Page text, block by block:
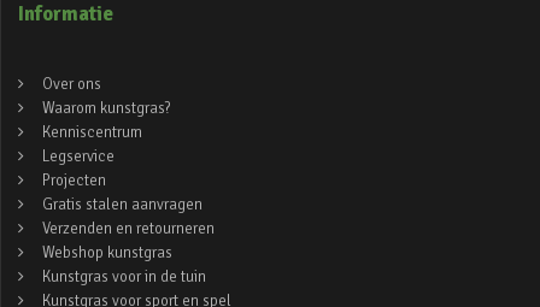
Informatie
Over ons
Waarom kunstgras?
Kenniscentrum
Legservice
Projecten
Gratis stalen aanvragen
Verzenden en retourneren
Webshop kunstgras
Kunstgras voor in de tuin
Kunstgras voor sport en spel